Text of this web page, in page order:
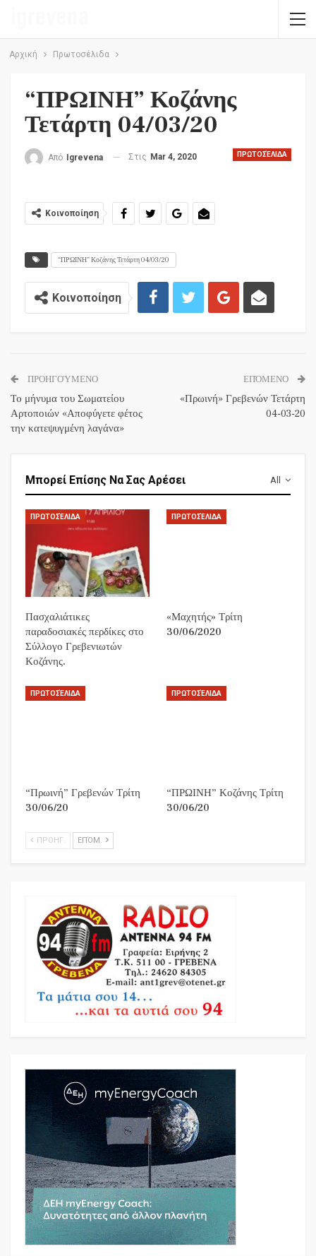
Αρχική Πρωτοσέλιδα
“ΠΡΩΙΝΗ” Κοζάνης
Τετάρτη 04/03/20
ΠΡΩΤΟΣΈΛΙΔΑ
Από Igrevena Στις Mar 4, 2020
Κοινοποίηση
“ΠΡΩΙΝΗ” Κοζάνης Τετάρτη 04/03/20
Κοινοποίηση
ΠΡΟΗΓΟΎΜΕΝΟ
To μήνυμα του Σωματείου
Αρτοποιών «Αποφύγετε φέτος
την κατεψυγμένη λαγάνα»
ΕΠΌΜΕΝΟ
«Πρωινή» Γρεβενών Τετάρτη
04-03-20
All
Μπορεί Επίσης Να Σας Αρέσει
ΠΡΩΤΟΣΈΛΙΔΑ
Πασχαλιάτικες
παραδοσιακές περδίκες στο
Σύλλογο Γρεβενιωτών
Κοζάνης.
ΠΡΩΤΟΣΈΛΙΔΑ
«Μαχητής» Τρίτη
30/06/2020
ΠΡΩΤΟΣΈΛΙΔΑ
“Πρωινή” Γρεβενών Τρίτη
30/06/20
ΠΡΩΤΟΣΈΛΙΔΑ
“ΠΡΩΙΝΗ” Κοζάνης Τρίτη
30/06/20
ΠΡΟΗΓ. ΕΠΌΜ.